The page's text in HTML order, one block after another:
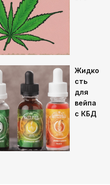
Жидко
сть
для
вейпа
с КБД